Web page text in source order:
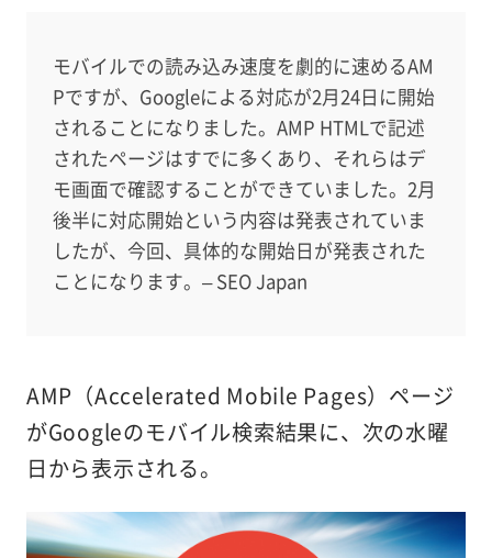
モバイルでの読み込み速度を劇的に速めるAM
Pですが、Googleによる対応が2月24日に開始
されることになりました。AMP HTMLで記述
されたページはすでに多くあり、それらはデ
モ画面で確認することができていました。2月
後半に対応開始という内容は発表されていま
したが、今回、具体的な開始日が発表された
ことになります。– SEO Japan
AMP（Accelerated Mobile Pages）ページ
がGoogleのモバイル検索結果に、次の水曜
日から表示される。